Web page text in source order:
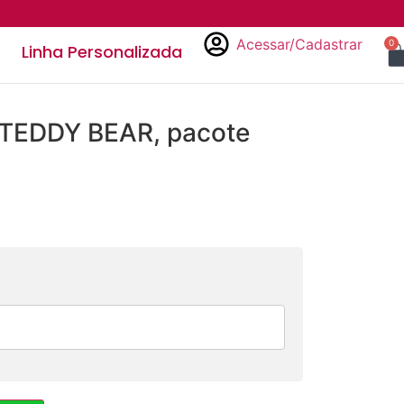
Linha Personalizada Acessar/Cadastrar 0
BEAR, pacote